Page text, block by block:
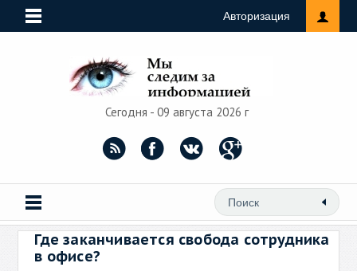
Авторизация
Сегодня - 09 августа 2026 г
Где заканчивается свобода сотрудника
в офисе?